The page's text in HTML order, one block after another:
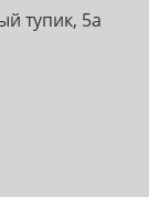
тупик, 5а